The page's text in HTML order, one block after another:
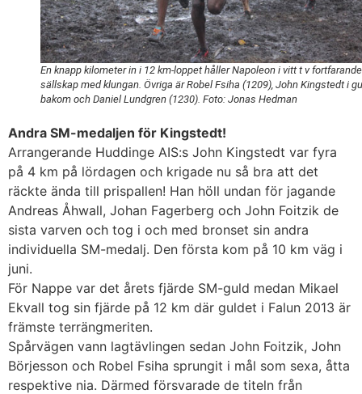
En knapp kilometer in i 12 km-loppet håller Napoleon i vitt t v fortfarande
sällskap med klungan. Övriga är Robel Fsiha (1209), John Kingstedt i
bakom och Daniel Lundgren (1230). Foto: Jonas Hedman
Andra SM-medaljen för Kingstedt!
Arrangerande Huddinge AIS:s John Kingstedt var fyra
på 4 km på lördagen och krigade nu så bra att det
räckte ända till prispallen! Han höll undan för jagande
Andreas Åhwall, Johan Fagerberg och John Foitzik de
sista varven och tog i och med bronset sin andra
individuella SM-medalj. Den första kom på 10 km väg i
juni.
För Nappe var det årets fjärde SM-guld medan Mikael
Ekvall tog sin fjärde på 12 km där guldet i Falun 2013 är
främste terrängmeriten.
Spårvägen vann lagtävlingen sedan John Foitzik, John
Börjesson och Robel Fsiha sprungit i mål som sexa, åtta
respektive nia. Därmed försvarade de titeln från